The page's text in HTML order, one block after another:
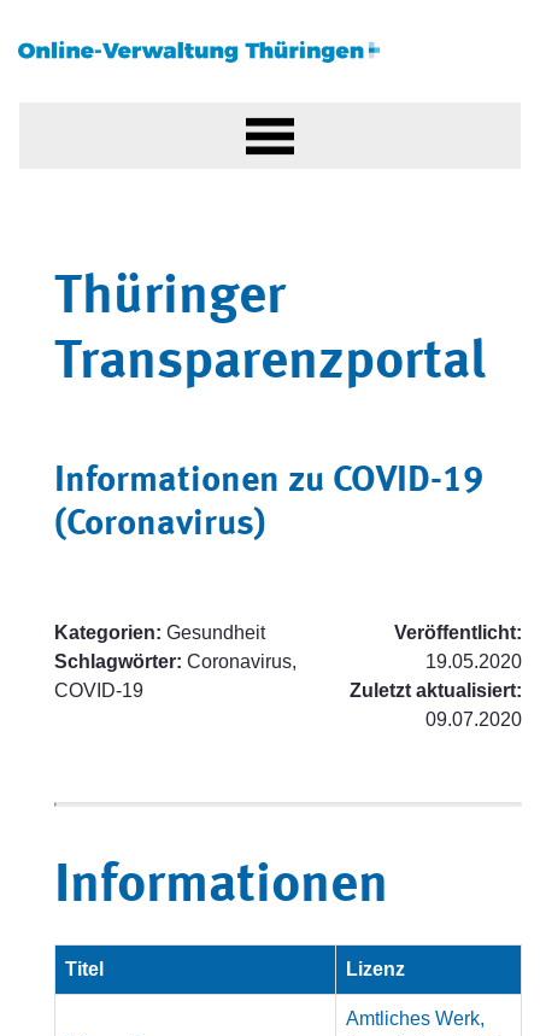
Thüringer
Transparenzportal
Informationen zu COVID-19
(Coronavirus)
Kategorien: Gesundheit
Schlagwörter: Coronavirus,
COVID-19
Veröffentlicht:
19.05.2020
Zuletzt aktualisiert:
09.07.2020
Informationen
Titel Lizenz
Amtliches Werk,